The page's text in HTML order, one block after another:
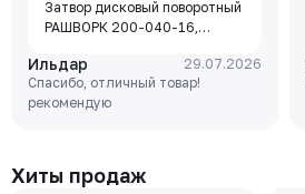
Затвор дисковый поворотный
РАШВОРК 200-040-16,
250 (GG25), диск - GJS-400-
15 (GGG40), уплотнение -
EPDM, М/Ф, рукоятка
Ильдар
29.07.2026
Спасибо, отличный товар!
рекомендую
Хиты продаж